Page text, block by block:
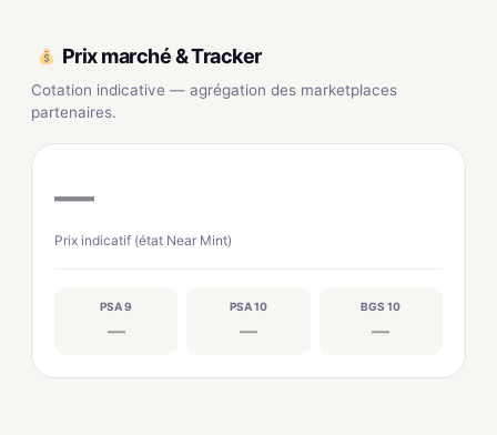
Prix marché & Tracker
Cotation indicative — agrégation des marketplaces
partenaires.
—
Prix indicatif (état Near Mint)
PSA 9
—
PSA 10
—
BGS 10
—